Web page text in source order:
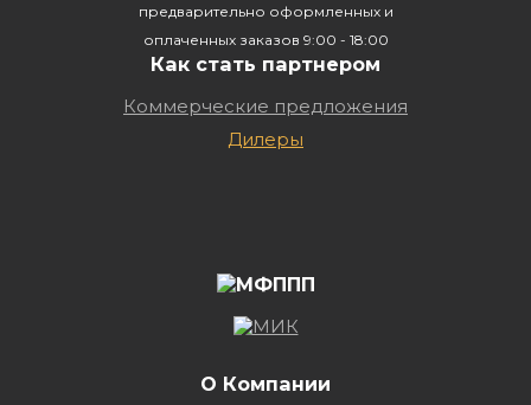
предварительно оформленных и
оплаченных заказов 9:00 - 18:00
Как стать партнером
Коммерческие предложения
Дилеры
О Компании